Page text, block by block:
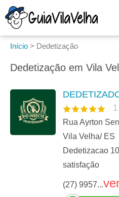
Início > Dedetização
Dedetização em Vila
1
Rua Ayrton
Vila Velha/ ES
Dedetizacao
satisfação
(27) 9957...